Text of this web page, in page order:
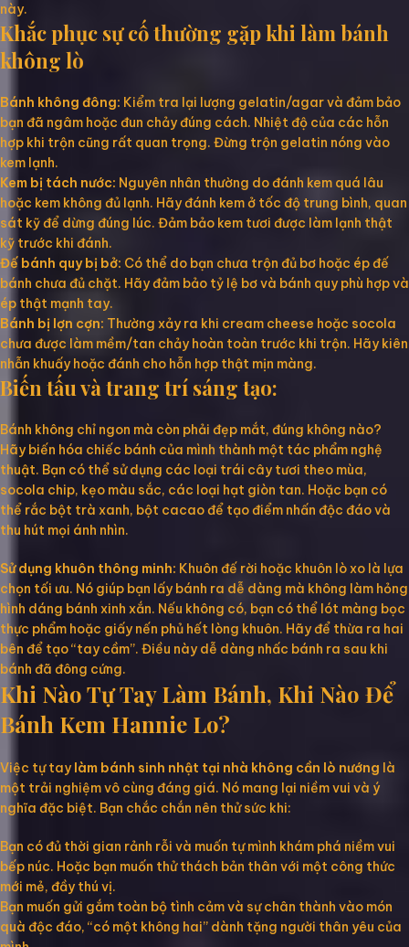
này.
Khắc phục sự cố thường gặp khi làm bánh
không lò
Bánh không đông: Kiểm tra lại lượng gelatin/agar và đảm bảo
bạn đã ngâm hoặc đun chảy đúng cách. Nhiệt độ của các hỗn
hợp khi trộn cũng rất quan trọng. Đừng trộn gelatin nóng vào
kem lạnh.
Kem bị tách nước: Nguyên nhân thường do đánh kem quá lâu
hoặc kem không đủ lạnh. Hãy đánh kem ở tốc độ trung bình, quan
sát kỹ để dừng đúng lúc. Đảm bảo kem tươi được làm lạnh thật
kỹ trước khi đánh.
Đế bánh quy bị bở: Có thể do bạn chưa trộn đủ bơ hoặc ép đế
bánh chưa đủ chặt. Hãy đảm bảo tỷ lệ bơ và bánh quy phù hợp và
ép thật mạnh tay.
Bánh bị lợn cợn: Thường xảy ra khi cream cheese hoặc socola
chưa được làm mềm/tan chảy hoàn toàn trước khi trộn. Hãy kiên
nhẫn khuấy hoặc đánh cho hỗn hợp thật mịn màng.
Biến tấu và trang trí sáng tạo:
Bánh không chỉ ngon mà còn phải đẹp mắt, đúng không nào?
Hãy biến hóa chiếc bánh của mình thành một tác phẩm nghệ
thuật. Bạn có thể sử dụng các loại trái cây tươi theo mùa,
socola chip, kẹo màu sắc, các loại hạt giòn tan. Hoặc bạn có
thể rắc bột trà xanh, bột cacao để tạo điểm nhấn độc đáo và
thu hút mọi ánh nhìn.
Sử dụng khuôn thông minh: Khuôn đế rời hoặc khuôn lò xo là lựa
chọn tối ưu. Nó giúp bạn lấy bánh ra dễ dàng mà không làm hỏng
hình dáng bánh xinh xắn. Nếu không có, bạn có thể lót màng bọc
thực phẩm hoặc giấy nến phủ hết lòng khuôn. Hãy để thừa ra hai
bên để tạo “tay cầm”. Điều này dễ dàng nhấc bánh ra sau khi
bánh đã đông cứng.
Khi Nào Tự Tay Làm Bánh, Khi Nào Để
Bánh Kem Hannie Lo?
Việc tự tay làm bánh sinh nhật tại nhà không cần lò nướng là
một trải nghiệm vô cùng đáng giá. Nó mang lại niềm vui và ý
nghĩa đặc biệt. Bạn chắc chắn nên thử sức khi:
Bạn có đủ thời gian rảnh rỗi và muốn tự mình khám phá niềm vui
bếp núc. Hoặc bạn muốn thử thách bản thân với một công thức
mới mẻ, đầy thú vị.
Bạn muốn gửi gắm toàn bộ tình cảm và sự chân thành vào món
quà độc đáo, “có một không hai” dành tặng người thân yêu của